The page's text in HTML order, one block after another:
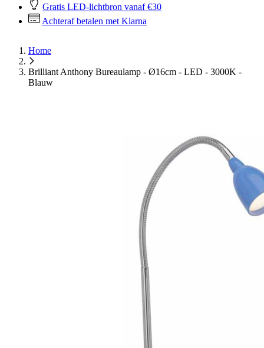
Gratis LED-lichtbron vanaf €30
Achteraf betalen met Klarna
Home
Brilliant Anthony Bureaulamp - Ø16cm - LED - 3000K -
Blauw